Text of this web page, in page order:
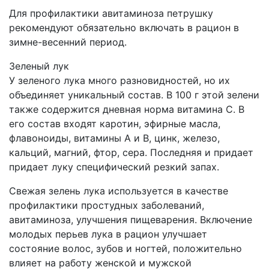
Для профилактики авитаминоза петрушку
рекомендуют обязательно включать в рацион в
зимне-весенний период.
Зеленый лук
У зеленого лука много разновидностей, но их
объединяет уникальный состав. В 100 г этой зелени
также содержится дневная норма витамина С. В
его состав входят каротин, эфирные масла,
флавоноиды, витамины А и В, цинк, железо,
кальций, магний, фтор, сера. Последняя и придает
придает луку специфический резкий запах.
Свежая зелень лука используется в качестве
профилактики простудных заболеваний,
авитаминоза, улучшения пищеварения. Включение
молодых перьев лука в рацион улучшает
состояние волос, зубов и ногтей, положительно
влияет на работу женской и мужской